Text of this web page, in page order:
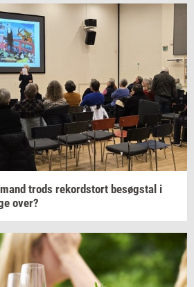
trods re­kord­s­tort be­søgstal i
over?